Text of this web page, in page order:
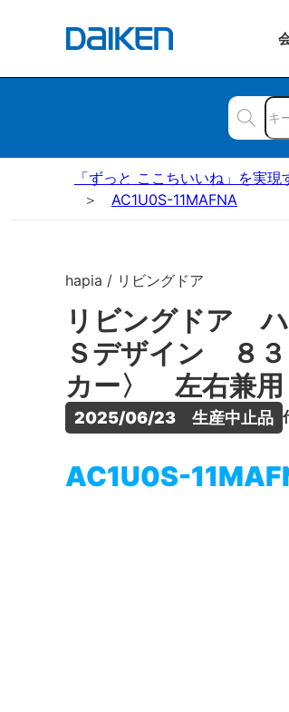
「ずっと ここちいいね」を実
AC1U0S-11MAFNA
hapia / リビングドア
リビングドア
Ｓデザイン ８
カー〉 左右兼
2025/06/23　生産中止品
AC1U0S-